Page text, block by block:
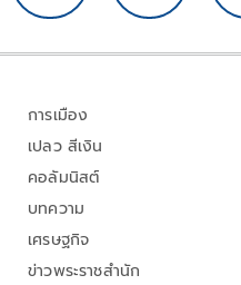
การเมือง
เปลว สีเงิน
คอลัมนิสต์
บทความ
เศรษฐกิจ
ข่าวพระราชสำนัก